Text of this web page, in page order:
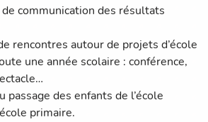
communication des résultats
rencontres autour de projets d’école
une année scolaire : conférence,
passage des enfants de l’école
primaire.